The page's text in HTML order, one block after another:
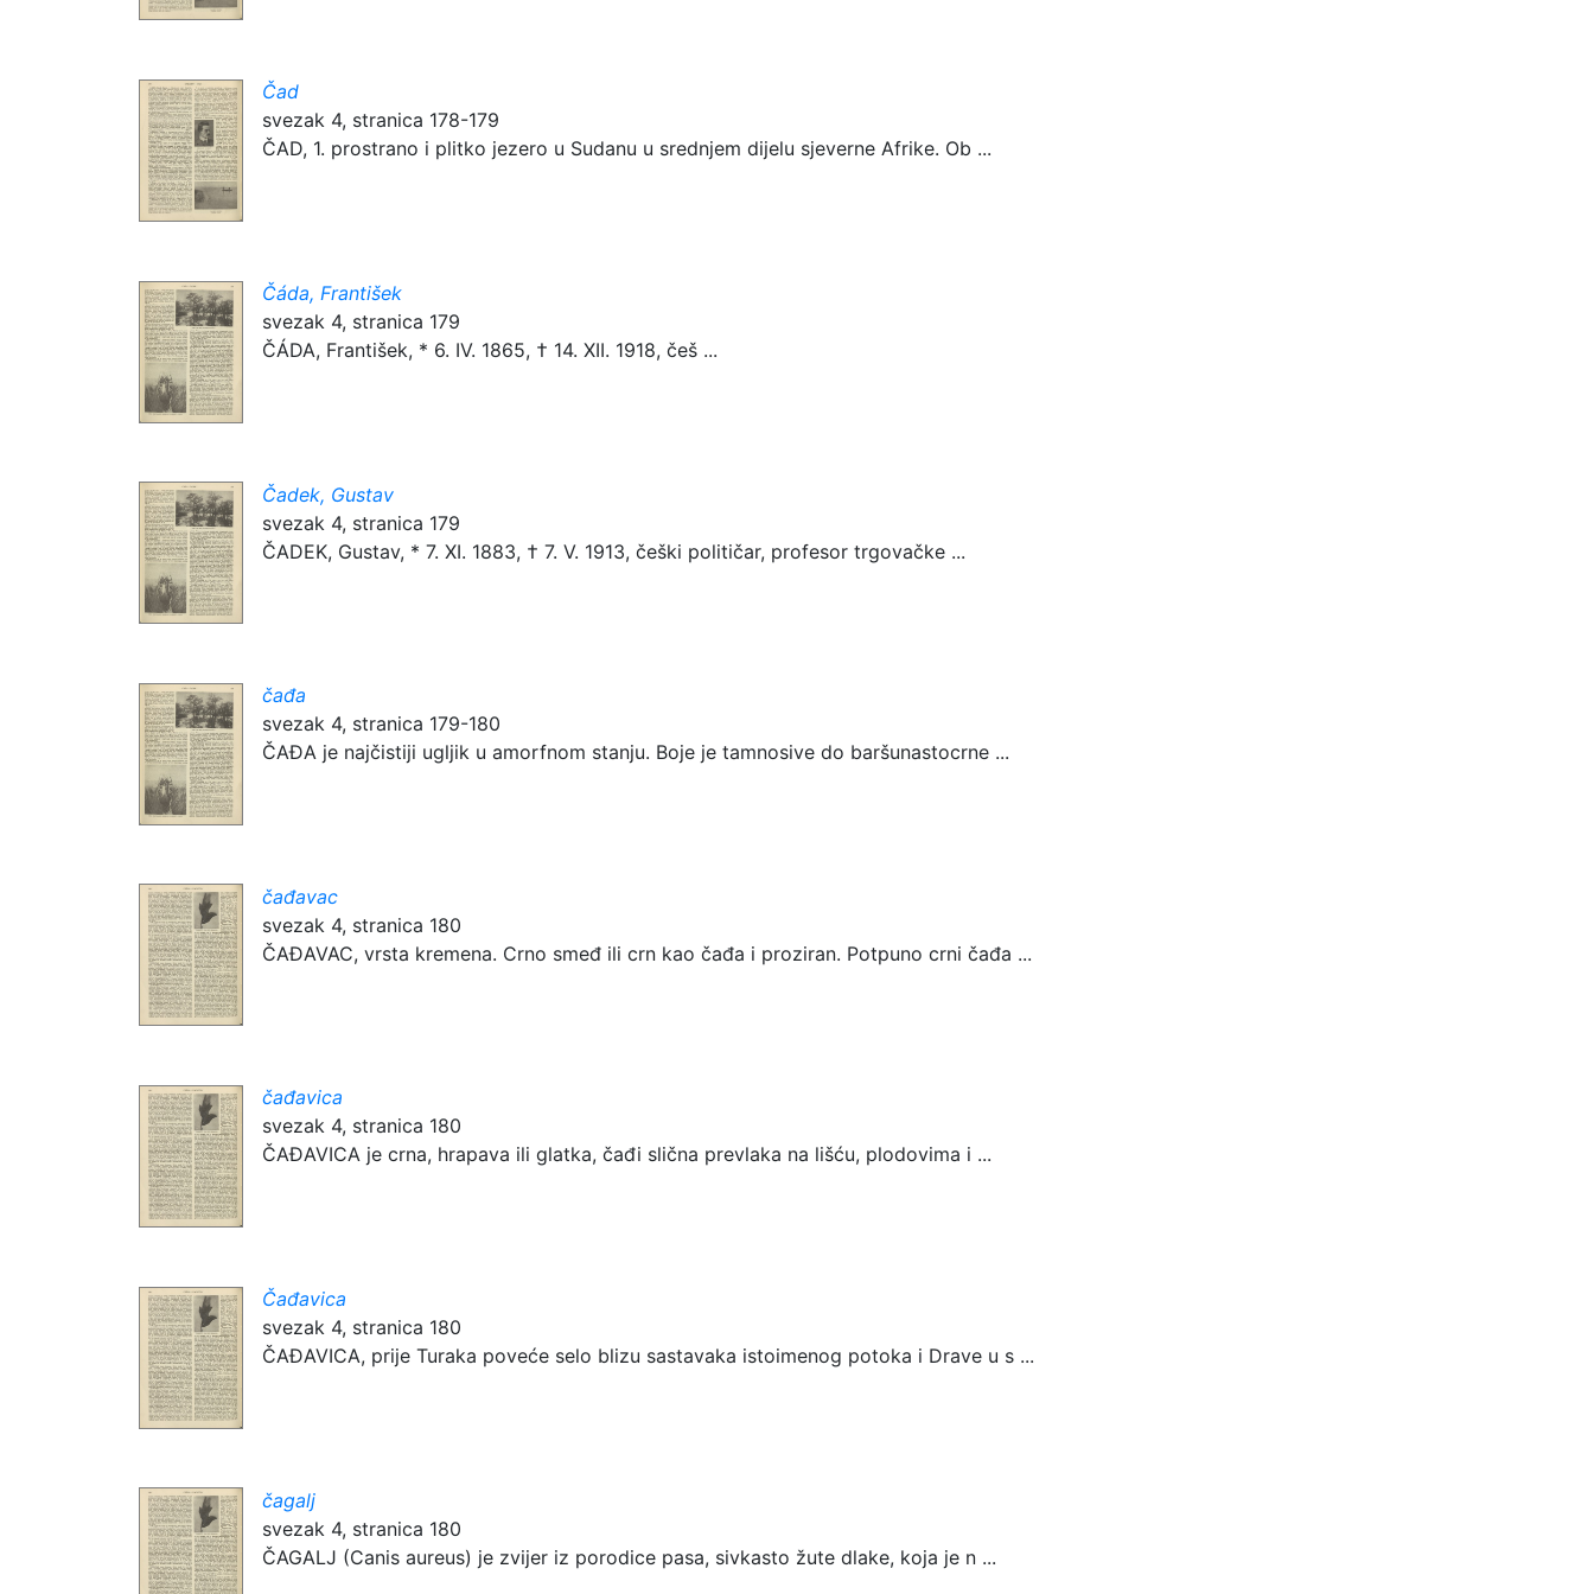
Čad
svezak 4, stranica 178-179
ČAD, 1. prostrano i plitko jezero u Sudanu u srednjem dijelu sjeverne Afrike. Ob ...
Čáda, František
svezak 4, stranica 179
ČÁDA, František, * 6. IV. 1865, † 14. XII. 1918, češ ...
Čadek, Gustav
svezak 4, stranica 179
ČADEK, Gustav, * 7. XI. 1883, † 7. V. 1913, češki političar, profesor trgovačke ...
čađa
svezak 4, stranica 179-180
ČAĐA je najčistiji ugljik u amorfnom stanju. Boje je tamnosive do baršunastocrne ...
čađavac
svezak 4, stranica 180
ČAĐAVAC, vrsta kremena. Crno smeđ ili crn kao čađa i proziran. Potpuno crni čađa ...
čađavica
svezak 4, stranica 180
ČAĐAVICA je crna, hrapava ili glatka, čađi slična prevlaka na lišću, plodovima i ...
Čađavica
svezak 4, stranica 180
ČAĐAVICA, prije Turaka poveće selo blizu sastavaka istoimenog potoka i Drave u s ...
čagalj
svezak 4, stranica 180
ČAGALJ (Canis aureus) je zvijer iz porodice pasa, sivkasto žute dlake, koja je n ...